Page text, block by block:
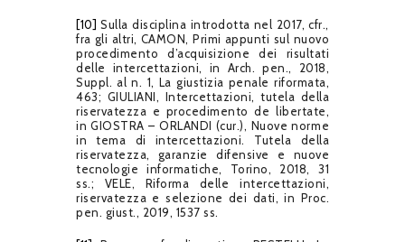
[10] Sulla disciplina introdotta nel 2017, cfr.,
fra gli altri, CAMON, Primi appunti sul nuovo
procedimento d’acquisizione dei risultati
delle intercettazioni, in Arch. pen., 2018,
Suppl. al n. 1, La giustizia penale riformata,
463; GIULIANI, Intercettazioni, tutela della
riservatezza e procedimento de libertate,
in GIOSTRA – ORLANDI (cur.), Nuove norme
in tema di intercettazioni. Tutela della
riservatezza, garanzie difensive e nuove
tecnologie informatiche, Torino, 2018, 31
ss.; VELE, Riforma delle intercettazioni,
riservatezza e selezione dei dati, in Proc.
pen. giust., 2019, 1537 ss.